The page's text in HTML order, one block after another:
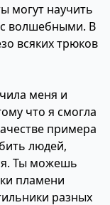
могут научить
волшебными. В
всяких трюков
меня и
что я смогла
примера
людей,
Ты можешь
пламени
разных